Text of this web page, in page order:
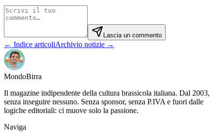
Lascia un commento
← Indice articoliArchivio notizie →
MondoBirra
Il magazine indipendente della cultura brassicola italiana. Dal 2003,
senza inseguire nessuno. Senza sponsor, senza P.IVA e fuori dalle
logiche editoriali: ci muove solo la passione.
Naviga